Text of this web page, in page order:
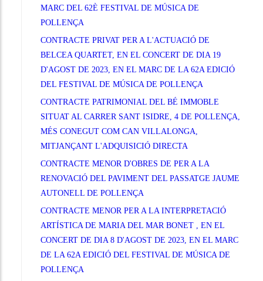
MARC DEL 62È FESTIVAL DE MÚSICA DE
POLLENÇA
CONTRACTE PRIVAT PER A L'ACTUACIÓ DE
BELCEA QUARTET, EN EL CONCERT DE DIA 19
D'AGOST DE 2023, EN EL MARC DE LA 62A EDICIÓ
DEL FESTIVAL DE MÚSICA DE POLLENÇA
CONTRACTE PATRIMONIAL DEL BÉ IMMOBLE
SITUAT AL CARRER SANT ISIDRE, 4 DE POLLENÇA,
MÉS CONEGUT COM CAN VILLALONGA,
MITJANÇANT L'ADQUISICIÓ DIRECTA
CONTRACTE MENOR D'OBRES DE PER A LA
RENOVACIÓ DEL PAVIMENT DEL PASSATGE JAUME
AUTONELL DE POLLENÇA
CONTRACTE MENOR PER A LA INTERPRETACIÓ
ARTÍSTICA DE MARIA DEL MAR BONET , EN EL
CONCERT DE DIA 8 D'AGOST DE 2023, EN EL MARC
DE LA 62A EDICIÓ DEL FESTIVAL DE MÚSICA DE
POLLENÇA